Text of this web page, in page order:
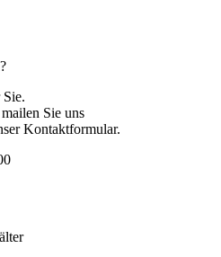
Sie uns
Kontaktformular.